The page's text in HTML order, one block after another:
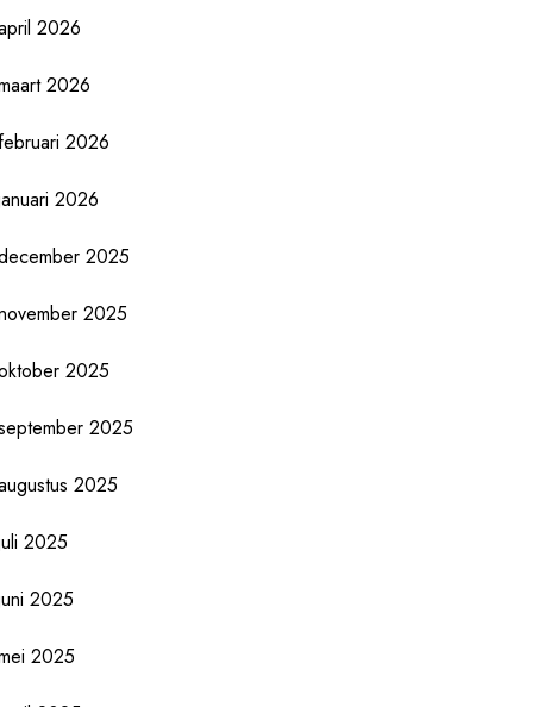
2026
2026
2026
2026
2025
2025
2025
2025
2025
2025
2025
2025